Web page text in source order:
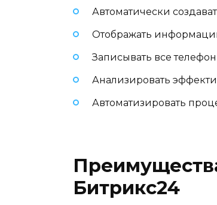
Автоматически
Отображать
Записывать все
Анализировать
Автоматизировать
Битрикс24